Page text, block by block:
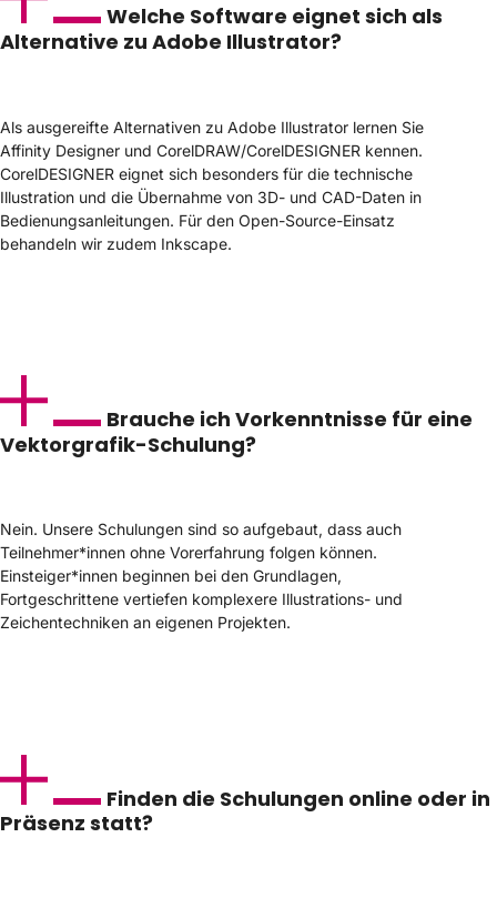
Welche Software eignet sich als
Alternative zu Adobe Illustrator?
Als ausgereifte Alternativen zu Adobe Illustrator lernen Sie
Affinity Designer und CorelDRAW/CorelDESIGNER kennen.
CorelDESIGNER eignet sich besonders für die technische
Illustration und die Übernahme von 3D- und CAD-Daten in
Bedienungsanleitungen. Für den Open-Source-Einsatz
behandeln wir zudem Inkscape.
Brauche ich Vorkenntnisse für eine
Vektorgrafik-Schulung?
Nein. Unsere Schulungen sind so aufgebaut, dass auch
Teilnehmer*innen ohne Vorerfahrung folgen können.
Einsteiger*innen beginnen bei den Grundlagen,
Fortgeschrittene vertiefen komplexere Illustrations- und
Zeichentechniken an eigenen Projekten.
Finden die Schulungen online oder in
Präsenz statt?